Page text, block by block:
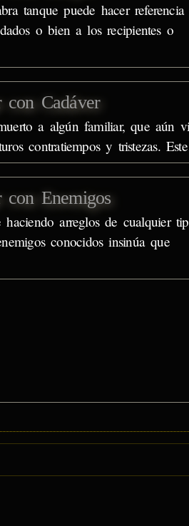
tanque puede hacer referencia
o bien a los recipientes o
con Cadáver
a algún familiar, que aún
contratiempos y tristezas.
con Enemigos
haciendo arreglos de cualquier
conocidos insinúa que